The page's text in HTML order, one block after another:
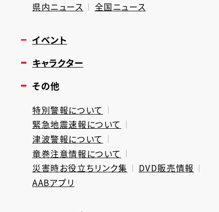
県内ニュース 全国ニュース
イベント
キャラクター
その他
特別警報について
緊急地震速報について
津波警報について
竜巻注意情報について
災害時お役立ちリンク集
DVD販売情報
AABアプリ